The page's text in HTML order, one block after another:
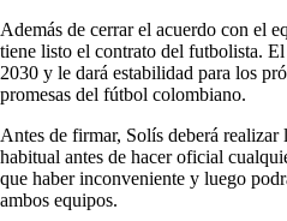
Además de cerrar el acuerdo con el
tiene listo el contrato del futbolista.
2030 y le dará estabilidad para los
promesas del fútbol colombiano.
Antes de firmar, Solís deberá realizar
habitual antes de hacer oficial
que haber inconveniente y luego
ambos equipos.